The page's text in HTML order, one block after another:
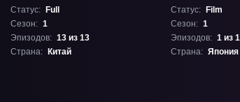
Статус:
Full
Сезон: 1
Эпизодов: 13 из 13
Страна:
Китай
Статус:
Film
Сезон: 1
Эпизодов: 1 из 1
Страна: Япония